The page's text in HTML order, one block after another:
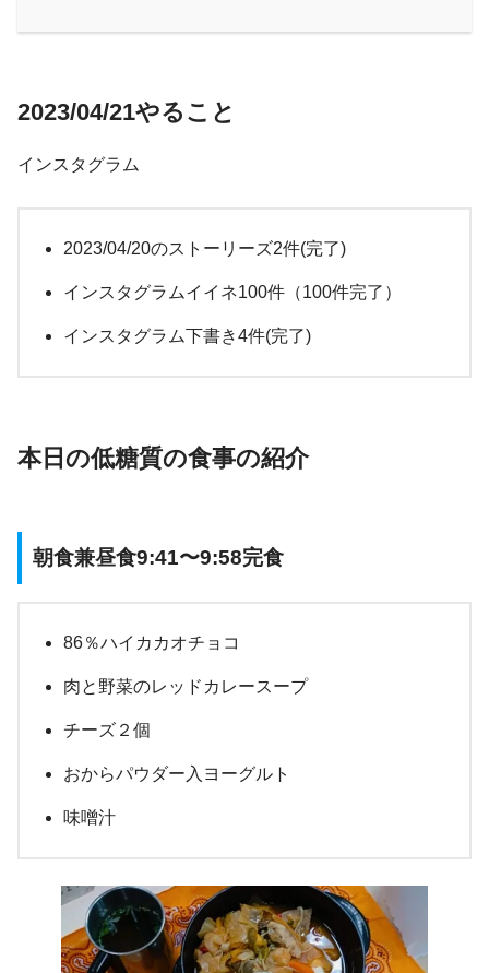
2023/04/21やること
インスタグラム
2023/04/20のストーリーズ2件(完了)
インスタグラムイイネ100件（100件完了）
インスタグラム下書き4件(完了)
本日の低糖質の食事の紹介
朝食兼昼食9:41〜9:58完食
86％ハイカカオチョコ
肉と野菜のレッドカレースープ
チーズ２個
おからパウダー入ヨーグルト
味噌汁